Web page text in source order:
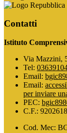
Contatti
Istituto
Via Mazzini,
Tel:
Email:
Email:
per inviare
PEC:
C.F.:
Cod. Mec: